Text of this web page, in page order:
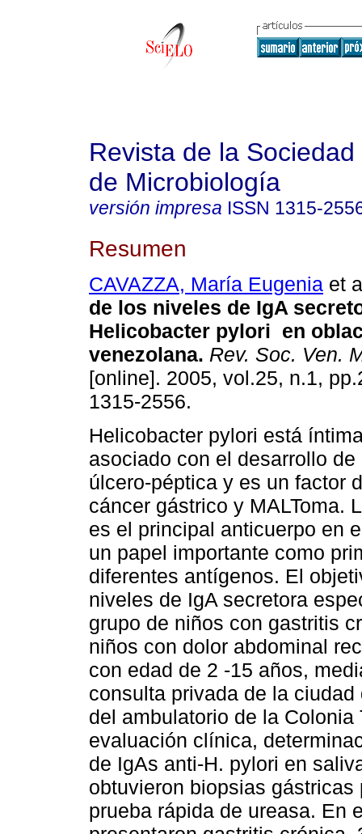
Revista de la
de Microbiología
versión impresa ISSN 1315-
Resumen
CAVAZZA, María Eugenia et
de los niveles de IgA
Helicobacter pylori en
venezolana. Rev. Soc. Ven.
[online]. 2005, vol.25, n.1,
1315-2556.
Helicobacter pylori está
asociado con el desarrollo de
úlcero-péptica y es un factor
cáncer gástrico y MALToma.
es el principal anticuerpo en
un papel importante como
diferentes antígenos. El
niveles de IgA secretora
grupo de niños con gastritis
niños con dolor abdominal
con edad de 2 -15 años,
consulta privada de la
del ambulatorio de la
evaluación clínica,
de IgAs anti-H. pylori en
obtuvieron biopsias
prueba rápida de ureasa. En